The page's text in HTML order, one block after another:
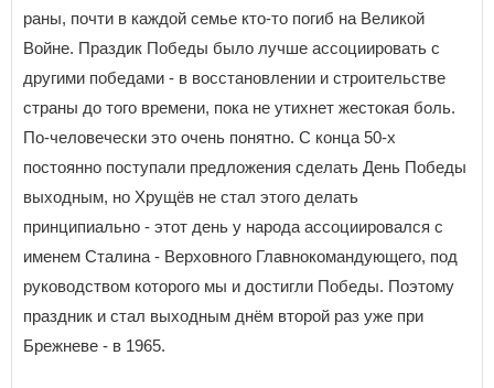
раны, почти в каждой семье кто-то погиб на Великой
Войне. Праздик Победы было лучше ассоциировать с
другими победами - в восстановлении и строительстве
страны до того времени, пока не утихнет жестокая боль.
По-человечески это очень понятно. С конца 50-х
постоянно поступали предложения сделать День Победы
выходным, но Хрущёв не стал этого делать
принципиально - этот день у народа ассоциировался с
именем Сталина - Верховного Главнокомандующего, под
руководством которого мы и достигли Победы. Поэтому
праздник и стал выходным днём второй раз уже при
Брежневе - в 1965.